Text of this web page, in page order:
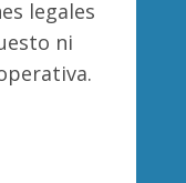
legales
ni